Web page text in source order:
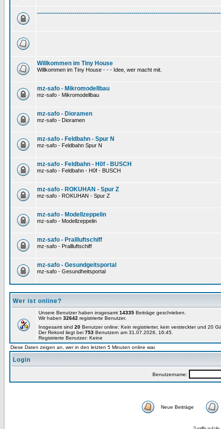
Willkommen im Tiny House
Willkommen im Tiny House - - - Idee, wer macht mit.
mz-safo - Mikromodellbau
mz-safo - Mikromodellbau
mz-safo - Dioramen
mz-safo - Dioramen
mz-safo - Feldbahn - Spur N
mz-safo - Feldbahn Spur N
mz-safo - Feldbahn - H0f - BUSCH
mz-safo - Feldbahn - H0f - BUSCH
mz-safo - ROKUHAN - Spur Z
mz-safo - ROKUHAN - Spur Z
mz-safo - Modellzeppelin
mz-safo - Modellzeppelin
mz-safo - Prallluftschiff
mz-safo - Prallluftschiff
mz-safo - Gesundgeitsportal
mz-safo - Gesundheitsportal
Wer ist online?
Unsere Benutzer haben insgesamt 14335 Beiträge geschrieben.
Wir haben 32642 registrierte Benutzer.
Insgesamt sind 20 Benutzer online: Kein registrierter, kein versteckter und 20
Der Rekord liegt bei 753 Benutzern am 31.07.2026, 16:45.
Registrierte Benutzer: Keine
Diese Daten zeigen an, wer in den letzten 5 Minuten online war.
Login
Benutzername:
Neue Beiträge